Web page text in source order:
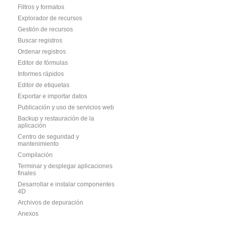
Filtros y formatos
Explorador de recursos
Gestión de recursos
Buscar registros
Ordenar registros
Editor de fórmulas
Informes rápidos
Editor de etiquetas
Exportar e importar datos
Publicación y uso de servicios web
Backup y restauración de la
aplicación
Centro de seguridad y
mantenimiento
Compilación
Terminar y desplegar aplicaciones
finales
Desarrollar e instalar componentes
4D
Archivos de depuración
Anexos